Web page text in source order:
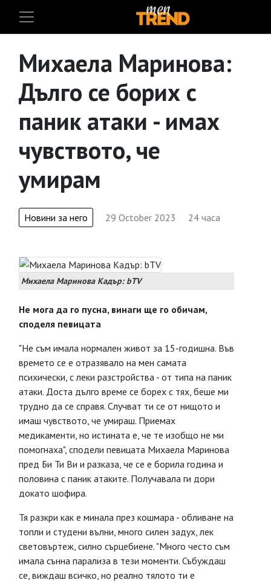
Михаела Маринова:
Дълго се борих с
паник атаки - имах
чувството, че
умирам
Новини за него 29 October 2023 24 часа
Михаела Маринова Кадър: bTV
Не мога да го пусна, винаги ще го обичам,
споделя певицата
"Не съм имала нормален живот за 15-годишна. Във
времето се е отразявало на мен самата
психически, с леки разстройства - от типа на паник
атаки. Доста дълго време се борех с тях, беше ми
трудно да се справя. Случват ти се от нищото и
имаш чувството, че умираш. Приемах
медикаменти, но истината е, че те изобщо не ми
помогнаха", сподели певицата Михаела Маринова
пред Би Ти Ви и разказа, че се е борила година и
половина с паник атаките. Получавала ги дори
докато шофира.
Тя разкри как е минала през кошмара - обливане на
топли и студени вълни, много силен задух, лек
световъртеж, силно сърцебиене. "Много често съм
имала сънна парализа в тези моменти. Събуждаш
се, виждаш всичко, но реално тялото ти е